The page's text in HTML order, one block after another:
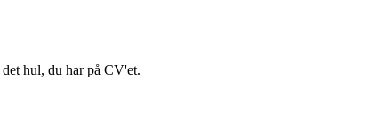
hul, du har på CV'et.